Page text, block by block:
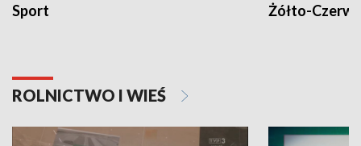
Sport Żółto-
ROLNICTWO I WIEŚ